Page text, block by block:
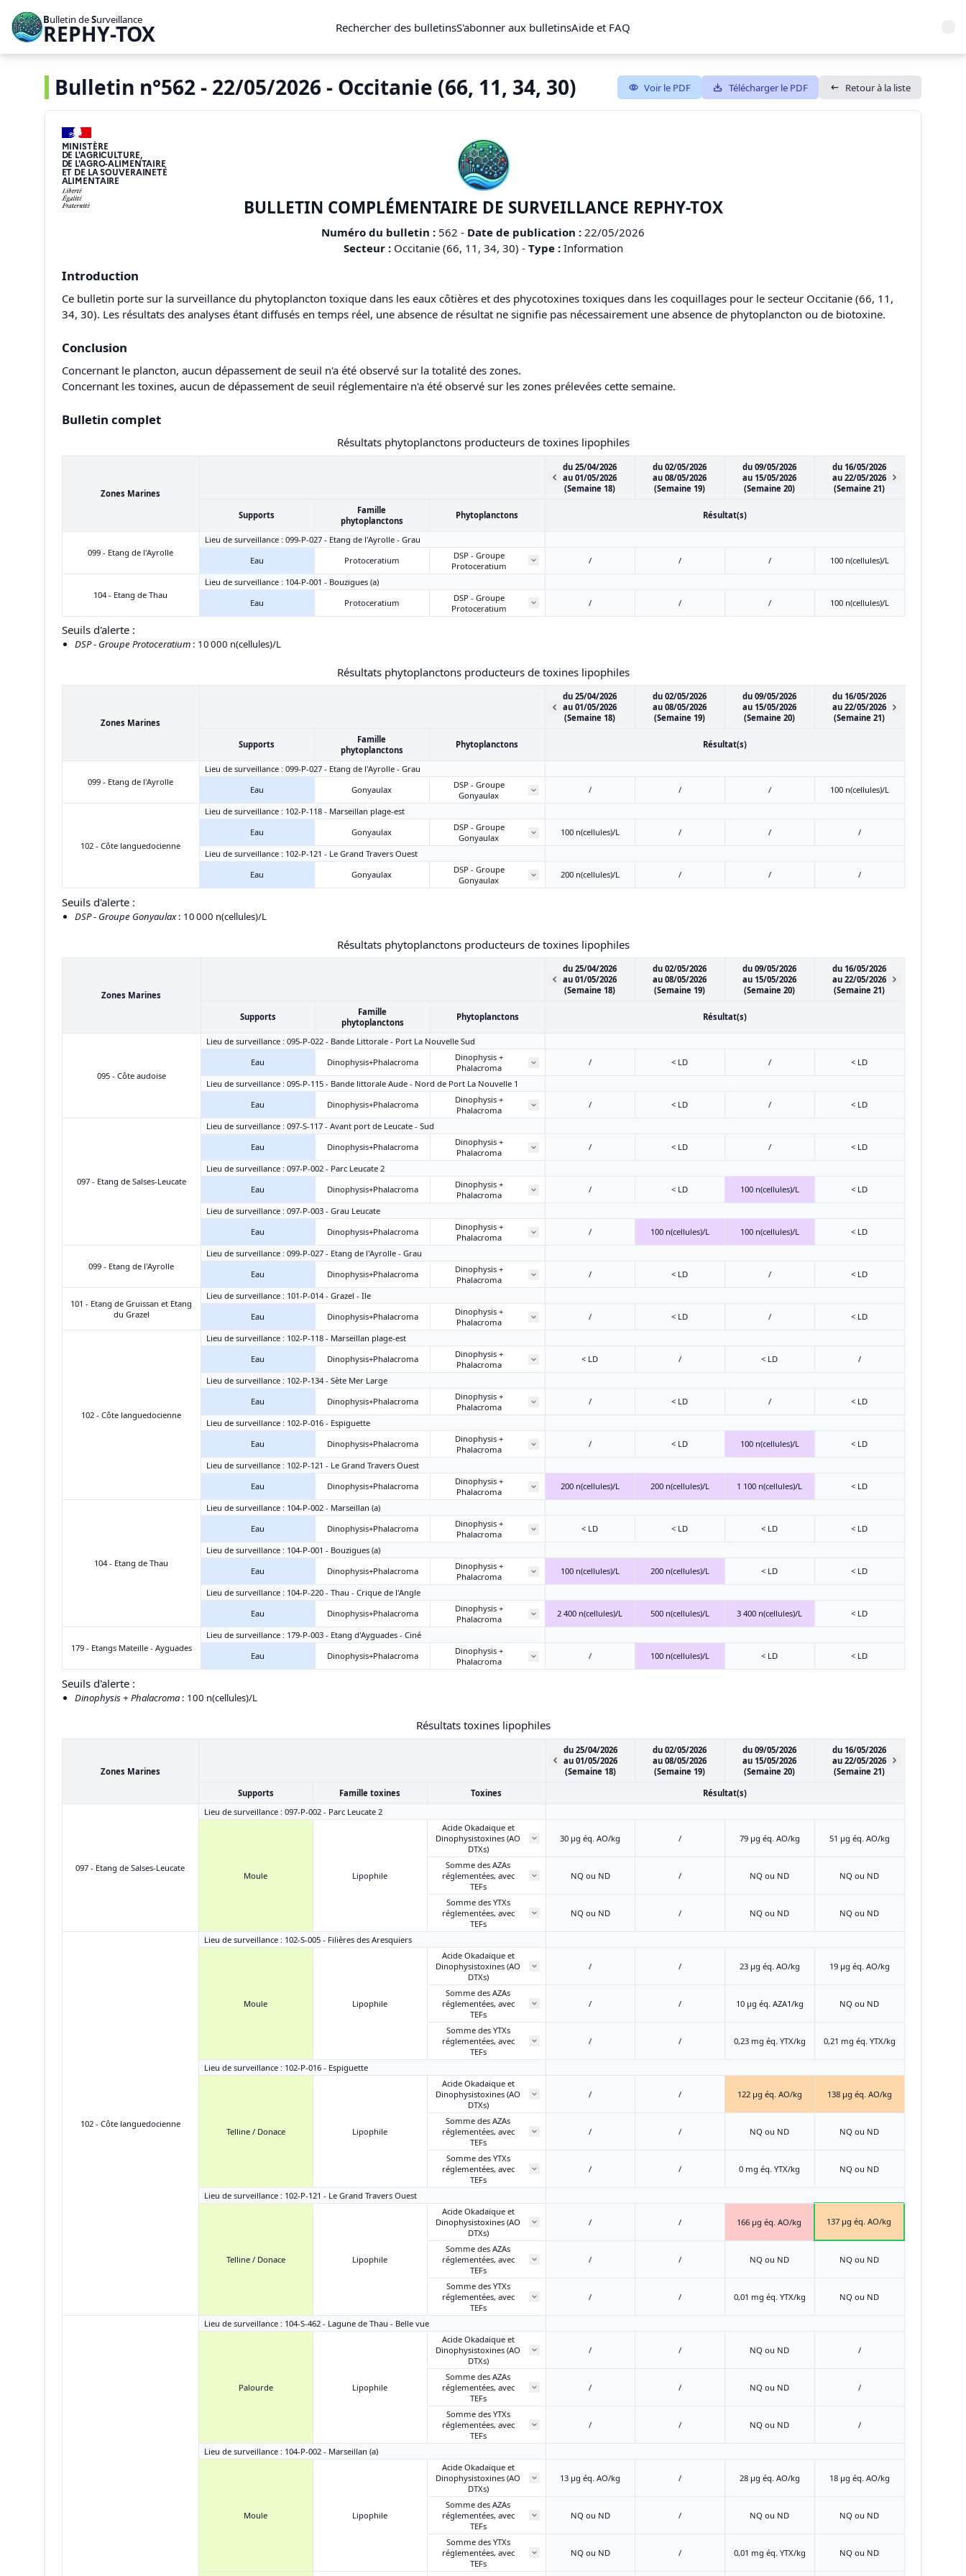
Bulletin deSurveillance
REPHY-TOX Rechercher des bulletinsS'abonner aux bulletinsAide et FAQ
Bulletin n°562 - 22/05/2026 - Occitanie (66, 11, 34, 30) Voir le PDF Télécharger le PDF Retour à la liste
MINISTÈRE
DE L'AGRICULTURE,
DE L'AGRO-ALIMENTAIRE
ET DE LA SOUVERAINETÉ
ALIMENTAIRE
BULLETIN COMPLÉMENTAIRE DE SURVEILLANCE REPHY-TOX
Numéro du bulletin : 562 - Date de publication : 22/05/2026
Secteur :Occitanie (66, 11, 34, 30) - Type :Information
Introduction
Ce bulletin porte sur la surveillance du phytoplancton toxique dans les eaux côtières et des phycotoxines toxiques dans les coquillages pour le secteur Occitanie (66, 11,
34, 30). Les résultats des analyses étant diffusés en temps réel, une absence de résultat ne signifie pas nécessairement une absence de phytoplancton ou de biotoxine.
Conclusion
Concernant le plancton, aucun dépassement de seuil n'a été observé sur la totalité des zones.
Concernant les toxines, aucun de dépassement de seuil réglementaire n'a été observé sur les zones prélevées cette semaine.
Bulletin complet
Résultats phytoplanctons producteurs de toxines lipophiles
Zones Marines
du 25/04/2026
au 01/05/2026
(Semaine 18)
du 02/05/2026
au 08/05/2026
(Semaine 19)
du 09/05/2026
au 15/05/2026
(Semaine 20)
du 16/05/2026
au 22/05/2026
(Semaine 21)
Supports
Famille
phytoplanctons
Phytoplanctons Résultat(s)
099 - Etang de l'Ayrolle
Lieu de surveillance : 099-P-027 - Etang de l'Ayrolle - Grau
Eau
Protoceratium
DSP - Groupe
Protoceratium
/ / / 100 n(cellules)/L
104 - Etang de Thau
Lieu de surveillance : 104-P-001 - Bouzigues (a)
Eau
Protoceratium
DSP - Groupe
Protoceratium
/ / / 100 n(cellules)/L
Seuils d'alerte :
DSP - Groupe Protoceratium : 10 000 n(cellules)/L
Résultats phytoplanctons producteurs de toxines lipophiles
Zones Marines
du 25/04/2026
au 01/05/2026
(Semaine 18)
du 02/05/2026
au 08/05/2026
(Semaine 19)
du 09/05/2026
au 15/05/2026
(Semaine 20)
du 16/05/2026
au 22/05/2026
(Semaine 21)
Supports
Famille
phytoplanctons
Phytoplanctons Résultat(s)
099 - Etang de l'Ayrolle
Lieu de surveillance : 099-P-027 - Etang de l'Ayrolle - Grau
Eau
Gonyaulax
DSP - Groupe
Gonyaulax
/ / / 100 n(cellules)/L
102 - Côte languedocienne
Lieu de surveillance : 102-P-118 - Marseillan plage-est
Eau
Gonyaulax
DSP - Groupe
Gonyaulax
100 n(cellules)/L / /
/
Lieu de surveillance : 102-P-121 - Le Grand Travers Ouest
Eau
Gonyaulax
DSP - Groupe
Gonyaulax
200 n(cellules)/L / / /
Seuils d'alerte :
DSP - Groupe Gonyaulax: 10 000 n(cellules)/L
Résultats phytoplanctons producteurs de toxines lipophiles
Zones Marines
du 25/04/2026
au 01/05/2026
(Semaine 18)
du 02/05/2026
au 08/05/2026
(Semaine 19)
du 09/05/2026
au 15/05/2026
(Semaine 20)
du 16/05/2026
au 22/05/2026
(Semaine 21)
Supports
Famille
phytoplanctons
Phytoplanctons Résultat(s)
095 - Côte audoise
Lieu de surveillance : 095-P-022 - Bande Littorale - Port La Nouvelle Sud
Eau
Dinophysis+Phalacroma
Dinophysis +
Phalacroma
/ < LD /
< LD
Lieu de surveillance : 095-P-115 - Bande littorale Aude - Nord de Port La Nouvelle 1
Eau
Dinophysis+Phalacroma
Dinophysis +
Phalacroma
/ < LD / < LD
097 - Etang de Salses-Leucate
Lieu de surveillance : 097-S-117 - Avant port de Leucate - Sud
Eau
Dinophysis+Phalacroma
Dinophysis +
Phalacroma
/ < LD /
< LD
Lieu de surveillance : 097-P-002 - Parc Leucate 2
Eau
Dinophysis+Phalacroma
Dinophysis +
Phalacroma
/ < LD 100 n(cellules)/L
< LD
Lieu de surveillance : 097-P-003 - Grau Leucate
Eau
Dinophysis+Phalacroma
Dinophysis +
Phalacroma
/ 100 n(cellules)/L 100 n(cellules)/L < LD
099 - Etang de l'Ayrolle
Lieu de surveillance : 099-P-027 - Etang de l'Ayrolle - Grau
Eau
Dinophysis+Phalacroma
Dinophysis +
Phalacroma
/ < LD / < LD
101 - Etang de Gruissan et Etang
du Grazel
Lieu de surveillance : 101-P-014 - Grazel - Ile
Eau
Dinophysis+Phalacroma
Dinophysis +
Phalacroma
/ < LD / < LD
102 - Côte languedocienne
Lieu de surveillance : 102-P-118 - Marseillan plage-est
Eau
Dinophysis+Phalacroma
Dinophysis +
Phalacroma
< LD / < LD
/
Lieu de surveillance : 102-P-134 - Sète Mer Large
Eau
Dinophysis+Phalacroma
Dinophysis +
Phalacroma
/ < LD /
< LD
Lieu de surveillance : 102-P-016 - Espiguette
Eau
Dinophysis+Phalacroma
Dinophysis +
Phalacroma
/ < LD 100 n(cellules)/L
< LD
Lieu de surveillance : 102-P-121 - Le Grand Travers Ouest
Eau
Dinophysis+Phalacroma
Dinophysis +
Phalacroma
200 n(cellules)/L 200 n(cellules)/L 1 100 n(cellules)/L < LD
104 - Etang de Thau
Lieu de surveillance : 104-P-002 - Marseillan (a)
Eau
Dinophysis+Phalacroma
Dinophysis +
Phalacroma
< LD < LD < LD
< LD
Lieu de surveillance : 104-P-001 - Bouzigues (a)
Eau
Dinophysis+Phalacroma
Dinophysis +
Phalacroma
100 n(cellules)/L 200 n(cellules)/L < LD
< LD
Lieu de surveillance : 104-P-220 - Thau - Crique de l'Angle
Eau
Dinophysis+Phalacroma
Dinophysis +
Phalacroma
2 400 n(cellules)/L 500 n(cellules)/L 3 400 n(cellules)/L < LD
179 - Etangs Mateille - Ayguades
Lieu de surveillance : 179-P-003 - Etang d'Ayguades - Ciné
Eau
Dinophysis+Phalacroma
Dinophysis +
Phalacroma
/ 100 n(cellules)/L < LD < LD
Seuils d'alerte :
Dinophysis + Phalacroma : 100 n(cellules)/L
Résultats toxines lipophiles
Zones Marines
du 25/04/2026
au 01/05/2026
(Semaine 18)
du 02/05/2026
au 08/05/2026
(Semaine 19)
du 09/05/2026
au 15/05/2026
(Semaine 20)
du 16/05/2026
au 22/05/2026
(Semaine 21)
Supports
Famille toxines Toxines Résultat(s)
097 - Etang de Salses-Leucate
Lieu de surveillance : 097-P-002 - Parc Leucate 2
Moule Lipophile
Acide Okadaïque et
Dinophysistoxines (AO
DTXs)
30 μg éq. AO/kg / 79 μg éq. AO/kg 51 μg éq. AO/kg
Somme des AZAs
réglementées, avec
TEFs
NQ ou ND / NQ ou ND NQ ou ND
Somme des YTXs
réglementées, avec
TEFs
NQ ou ND / NQ ou ND NQ ou ND
102 - Côte languedocienne
Lieu de surveillance : 102-S-005 - Filières des Aresquiers
Moule Lipophile
Acide Okadaïque et
Dinophysistoxines (AO
DTXs)
/ / 23 μg éq. AO/kg 19 μg éq. AO/kg
Somme des AZAs
réglementées, avec
TEFs
/ / 10 μg éq. AZA1/kg NQ ou ND
Somme des YTXs
réglementées, avec
TEFs
/ / 0,23 mg éq. YTX/kg 0,21 mg éq. YTX/kg
Lieu de surveillance : 102-P-016 - Espiguette
Telline / Donace Lipophile
Acide Okadaïque et
Dinophysistoxines (AO
DTXs)
/ / 122 μg éq. AO/kg 138 μg éq. AO/kg
Somme des AZAs
réglementées, avec
TEFs
/ / NQ ou ND NQ ou ND
Somme des YTXs
réglementées, avec
TEFs
/ / 0 mg éq. YTX/kg NQ ou ND
Lieu de surveillance : 102-P-121 - Le Grand Travers Ouest
Telline / Donace Lipophile
Acide Okadaïque et
Dinophysistoxines (AO
DTXs)
/ / 166 μg éq. AO/kg 137 μg éq. AO/kg
Somme des AZAs
réglementées, avec
TEFs
/ / NQ ou ND NQ ou ND
Somme des YTXs
réglementées, avec
TEFs
/ / 0,01 mg éq. YTX/kg NQ ou ND
Lieu de surveillance : 104-S-462 - Lagune de Thau - Belle vue
Palourde Lipophile
Acide Okadaïque et
Dinophysistoxines (AO
DTXs)
/ / NQ ou ND /
Somme des AZAs
réglementées, avec
TEFs
/ / NQ ou ND /
Somme des YTXs
réglementées, avec
TEFs
/ / NQ ou ND /
Lieu de surveillance : 104-P-002 - Marseillan (a)
Moule Lipophile
Acide Okadaïque et
Dinophysistoxines (AO
DTXs)
13 μg éq. AO/kg / 28 μg éq. AO/kg 18 μg éq. AO/kg
Somme des AZAs
réglementées, avec
TEFs
NQ ou ND / NQ ou ND NQ ou ND
Somme des YTXs
réglementées, avec
TEFs
NQ ou ND / 0,01 mg éq. YTX/kg NQ ou ND